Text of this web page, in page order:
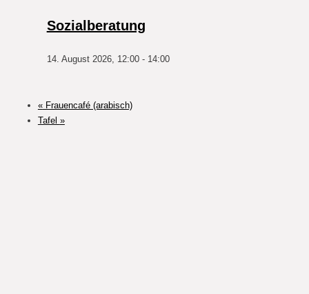
Sozialberatung
14. August 2026, 12:00- 14:00
«Frauencafé (arabisch)
Tafel »